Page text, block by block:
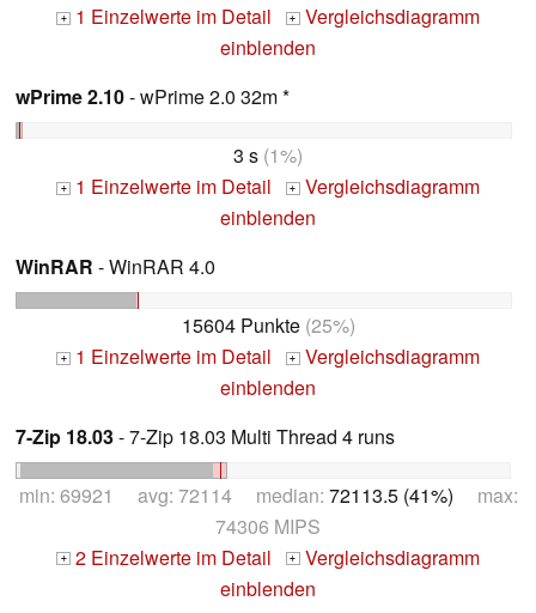
+ 1 Einzelwerte im Detail + Vergleichsdiagramm
einblenden
wPrime 2.10- wPrime 2.0 32m *
3 s (1%)
+ 1 Einzelwerte im Detail + Vergleichsdiagramm
einblenden
WinRAR - WinRAR 4.0
15604 Punkte(25%)
+ 1 Einzelwerte im Detail + Vergleichsdiagramm
einblenden
7-Zip 18.03- 7-Zip 18.03 Multi Thread 4 runs
min: 69921 avg: 72114 median: 72113.5 (41%) max:
74306 MIPS
+ 2 Einzelwerte im Detail + Vergleichsdiagramm
einblenden